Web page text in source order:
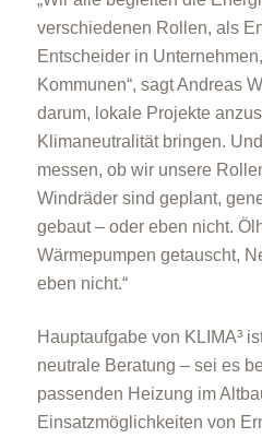
verschiedenen Rollen, als
Entscheider in
Kommunen“, sagt Andreas
darum, lokale Projekte
Klimaneutralität bringen.
messen, ob wir unsere
Windräder sind geplant,
gebaut – oder eben nicht.
Wärmepumpen getauscht,
eben nicht.“
Hauptaufgabe von KLIMA³
neutrale Beratung – sei es
passenden Heizung im
Einsatzmöglichkeiten von